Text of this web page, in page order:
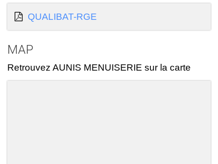
QUALIBAT-RGE
MAP
Retrouvez AUNIS MENUISERIE sur la carte